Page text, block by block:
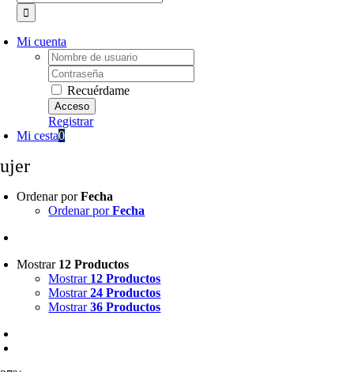
Mi cuenta
Username:
Password:
Recuérdame
Registrar
Mi cesta0
Ordenar porFecha
Ordenar porFecha
Mostrar 12 Productos
Mostrar 12 Productos
Mostrar24 Productos
Mostrar36 Productos